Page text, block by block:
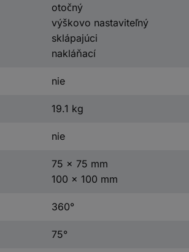
otočný
výškovo nastaviteľný
sklápajúci
nakláňací
nie
19.1 kg
nie
75 x 75 mm
100 x 100 mm
360°
75°